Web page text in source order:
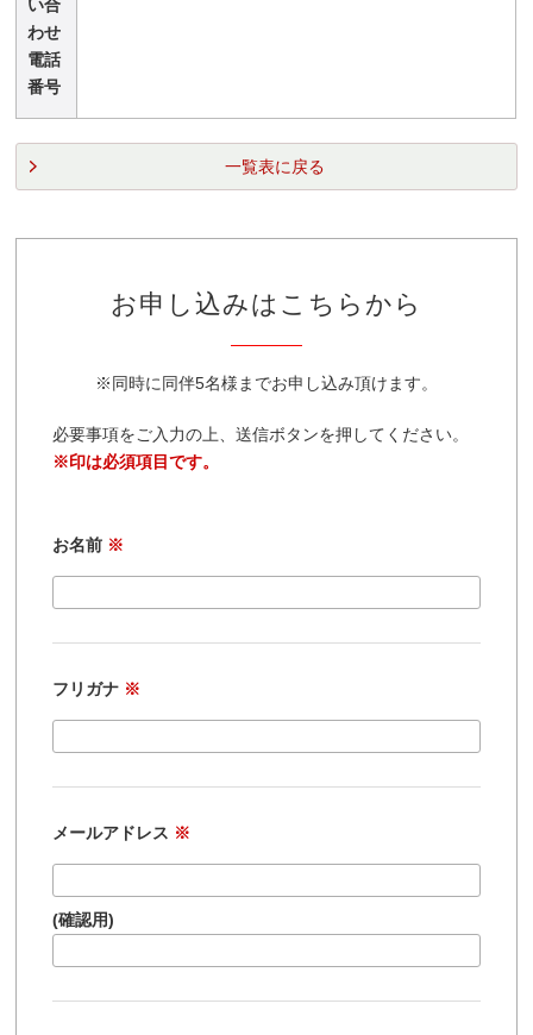
い合
わせ
電話
番号
一覧表に戻る
お申し込みはこちらから
※同時に同伴5名様までお申し込み頂けます。
必要事項をご入力の上、送信ボタンを押してください。
※印は必須項目です。
お名前 ※
フリガナ ※
メールアドレス ※
(確認用)